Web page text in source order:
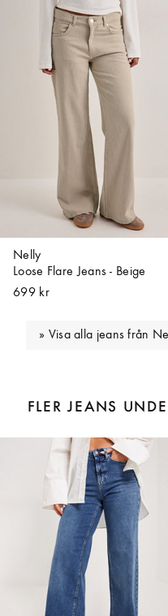
Nelly
Loose Flare Jeans - Beige
699 kr
Visa alla jeans från
FLER JEANS